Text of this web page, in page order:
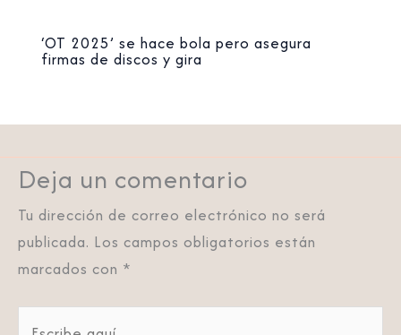
‘OT 2025’ se hace bola pero asegura
firmas de discos y gira
Deja un comentario
Tu dirección de correo electrónico no será
publicada. Los campos obligatorios están
marcados con *